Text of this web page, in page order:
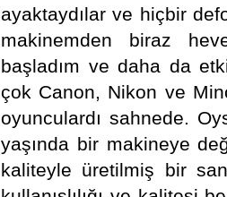
ayaktaydılar ve hiçbir
makinemden biraz
başladım ve daha da
çok Canon, Nikon ve
oyunculardı sahnede.
yaşında bir makineye
kaliteyle üretilmiş bir